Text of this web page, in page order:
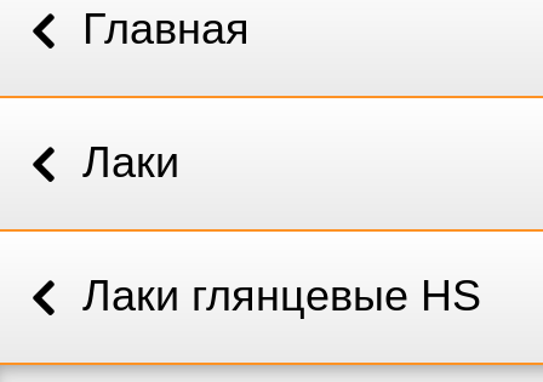
Главная
Лаки
Лаки глянцевые HS